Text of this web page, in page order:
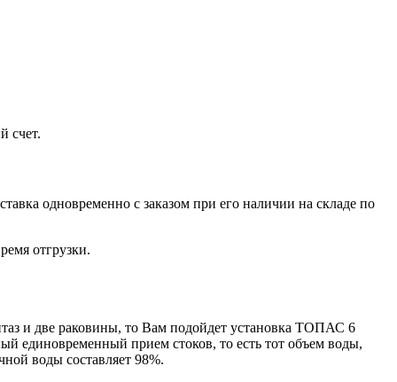
счет.
одновременно с заказом при его наличии на складе по
отгрузки.
и две раковины, то Вам подойдет установка ТОПАС 6
единовременный прием стоков, то есть тот объем воды,
воды составляет 98%.